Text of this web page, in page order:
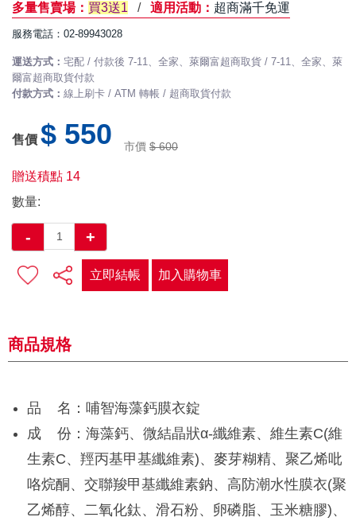
多量售賣場： 買3送1 / 適用活動： 超商滿千免運
服務電話：02-89943028
運送方式： 宅配 / 付款後 7-11、全家、萊爾富超商取貨 / 7-11、全家、萊
爾富超商取貨付款
付款方式： 線上刷卡 / ATM 轉帳 / 超商取貨付款
售價 $ 550 市價 $ 600
贈送積點 14
數量:
- +
立即結帳 加入購物車
商品規格
品 名：哺智海藻鈣膜衣錠
成 份：海藻鈣、微結晶狀α-纖維素、維生素C(維
生素C、羥丙基甲基纖維素)、麥芽糊精、聚乙烯吡
咯烷酮、交聯羧甲基纖維素鈉、高防潮水性膜衣(聚
乙烯醇、二氧化鈦、滑石粉、卵磷脂、玉米糖膠)、